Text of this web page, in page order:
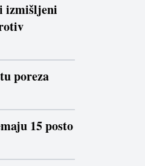
izmišljeni
poreza
15 posto